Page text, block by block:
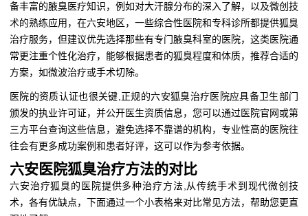
备丰富的腋臭医疗知识，例如对大汗腺分布的深入了解，以及微创技
术的熟练应用，在六安地区，一些综合性医院和专科诊所都提供狐臭
治疗服务，但建议优先选择那些有专门腋臭科室的医院，这类医院通
常更注重个性化治疗，能够根据患者的狐臭程度和体质，推荐合适的
方案，如微波治疗或手术切除。
医院的资质认证也很关键,正规的六安狐臭治疗医院应具备卫生部门
颁发的执业许可证，并公开医生资质信息，您可以通过医院官网或第
三方平台查询这些信息，避免选择不靠谱的机构，专业性高的医院往
往会有更多成功案例和患者好评，这可以作为参考依据。
六安医院狐臭治疗方法的对比
六安治疗狐臭的医院提供多种治疗方法,从传统手术到现代微创技
术，各有优缺点，下面通过一个小表格来对比常见方法，帮助您更直